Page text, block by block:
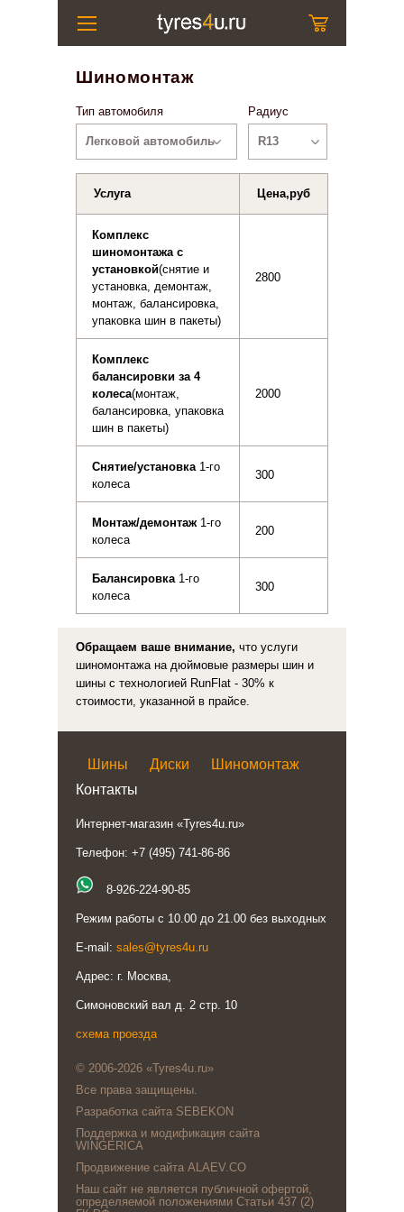
Шиномонтаж
Тип автомобиля
Легковой автомобиль
Радиус
R13
Услуга Цена,руб
Комплекс
шиномонтажa с
установкой(снятие и
установка, демонтаж,
монтаж, балансировка,
упаковка шин в пакеты)
2800
Комплекс
балансировки за 4
колеса(монтаж,
балансировка, упаковка
шин в пакеты)
2000
Снятие/установка1-го
колеса
300
Монтаж/демонтаж1-го
колеса
200
Балансировка1-го
колеса
300
Обращаем ваше внимание, что услуги
шиномонтажа на дюймовые размеры шин и
шины с технологией RunFlat - 30% к
стоимости, указанной в прайсе.
Шины Диски
Шиномонтаж
Контакты
Интернет-магазин «Tyres4u.ru»
Телефон: +7 (495) 741-86-86
8-926-224-90-85
Режим работы с 10.00 до 21.00 без выходных
E-mail: sales@tyres4u.ru
Адрес: г. Москва,
Симоновский вал д. 2 стр. 10
схема проезда
© 2006-2026 «Tyres4u.ru»
Все права защищены.
Разработка сайта SEBEKON
Поддержка и модификация сайта
WINGERICA
Продвижение сайта ALAEV.CO
Наш сайт не является публичной офертой,
определяемой положениями Статьи 437 (2)